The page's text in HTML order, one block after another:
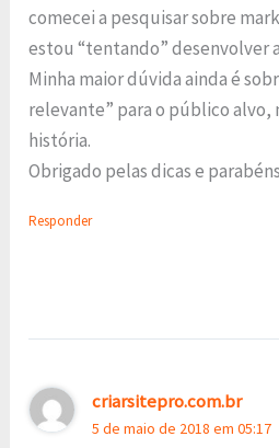
comecei a pesquisar sobre
estou “tentando” desenvolver
Minha maior dúvida ainda é
relevante” para o público alvo,
história.
Obrigado pelas dicas e
Responder
criarsitepro.com.br
5 de maio de 2018 em 05:17